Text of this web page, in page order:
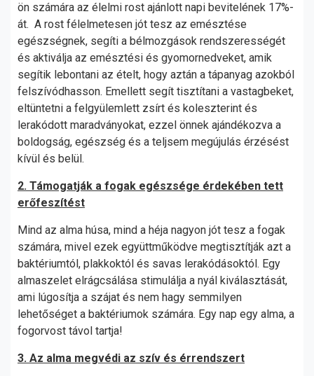
ön számára az élelmi rost ajánlott napi bevitelének 17%-
át. A rost félelmetesen jót tesz az emésztése
egészségnek, segíti a bélmozgások rendszerességét
és aktiválja az emésztési és gyomornedveket, amik
segítik lebontani az ételt, hogy aztán a tápanyag azokból
felszívódhasson. Emellett segít tisztítani a vastagbeket,
eltüntetni a felgyülemlett zsírt és koleszterint és
lerakódott maradványokat, ezzel önnek ajándékozva a
boldogság, egészség és a teljsem megújulás érzésést
kívül és belül.
2. Támogatják a fogak egészsége érdekében tett
erőfeszítést
Mind az alma húsa, mind a héja nagyon jót tesz a fogak
számára, mivel ezek együttműködve megtisztítják azt a
baktériumtól, plakkoktól és savas lerakódásoktól. Egy
almaszelet elrágcsálása stimulálja a nyál kiválasztását,
ami lúgosítja a szájat és nem hagy semmilyen
lehetőséget a baktériumok számára. Egy nap egy alma, a
fogorvost távol tartja!
3. Az alma megvédi az szív és érrendszert